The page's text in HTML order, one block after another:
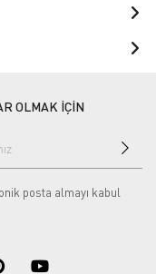
OLMAK İÇİN
posta almayı kabul